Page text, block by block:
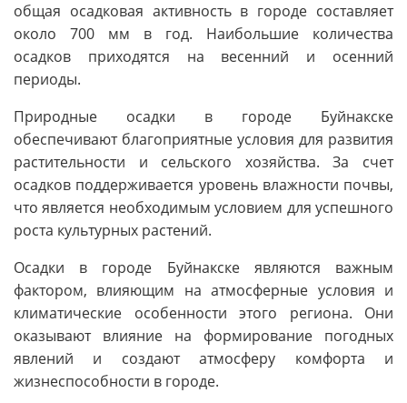
общая осадковая активность в городе составляет
около 700 мм в год. Наибольшие количества
осадков приходятся на весенний и осенний
периоды.
Природные осадки в городе Буйнакске
обеспечивают благоприятные условия для развития
растительности и сельского хозяйства. За счет
осадков поддерживается уровень влажности почвы,
что является необходимым условием для успешного
роста культурных растений.
Осадки в городе Буйнакске являются важным
фактором, влияющим на атмосферные условия и
климатические особенности этого региона. Они
оказывают влияние на формирование погодных
явлений и создают атмосферу комфорта и
жизнеспособности в городе.